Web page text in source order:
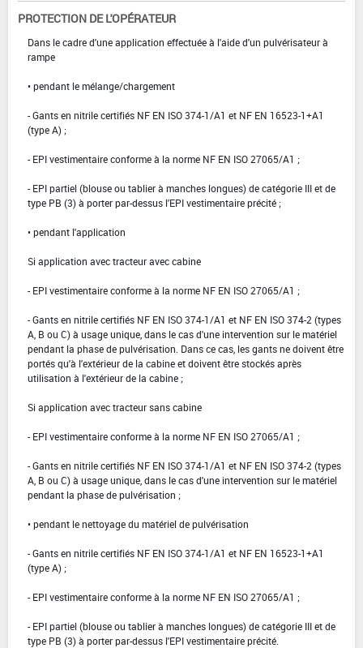
PROTECTION DE L'OPÉRATEUR
Dans le cadre d'une application effectuée à l'aide d'un pulvérisateur à
rampe
• pendant le mélange/chargement
- Gants en nitrile certifiés NF EN ISO 374-1/A1 et NF EN 16523-1+A1
(type A) ;
- EPI vestimentaire conforme à la norme NF EN ISO 27065/A1 ;
- EPI partiel (blouse ou tablier à manches longues) de catégorie III et de
type PB (3) à porter par-dessus l'EPI vestimentaire précité ;
• pendant l'application
Si application avec tracteur avec cabine
- EPI vestimentaire conforme à la norme NF EN ISO 27065/A1 ;
- Gants en nitrile certifiés NF EN ISO 374-1/A1 et NF EN ISO 374-2 (types
A, B ou C) à usage unique, dans le cas d'une intervention sur le matériel
pendant la phase de pulvérisation. Dans ce cas, les gants ne doivent être
portés qu'à l'extérieur de la cabine et doivent être stockés après
utilisation à l'extérieur de la cabine ;
Si application avec tracteur sans cabine
- EPI vestimentaire conforme à la norme NF EN ISO 27065/A1 ;
- Gants en nitrile certifiés NF EN ISO 374-1/A1 et NF EN ISO 374-2 (types
A, B ou C) à usage unique, dans le cas d'une intervention sur le matériel
pendant la phase de pulvérisation ;
• pendant le nettoyage du matériel de pulvérisation
- Gants en nitrile certifiés NF EN ISO 374-1/A1 et NF EN 16523-1+A1
(type A) ;
- EPI vestimentaire conforme à la norme NF EN ISO 27065/A1 ;
- EPI partiel (blouse ou tablier à manches longues) de catégorie III et de
type PB (3) à porter par-dessus l'EPI vestimentaire précité.